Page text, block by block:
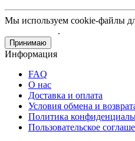
Мы используем cookie-файлы
.
Принимаю
Информация
FAQ
О нас
Доставка и оплата
Условия обмена и
Политика
Пользовательское